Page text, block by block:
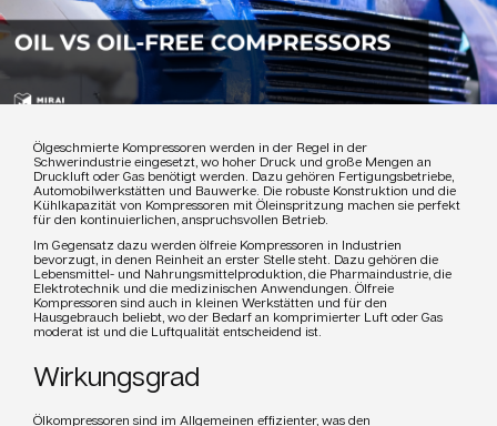
Ölgeschmierte Kompressoren werden in der Regel in der
Schwerindustrie eingesetzt, wo hoher Druck und große Mengen an
Druckluft oder Gas benötigt werden. Dazu gehören Fertigungsbetriebe,
Automobilwerkstätten und Bauwerke. Die robuste Konstruktion und die
Kühlkapazität von Kompressoren mit Öleinspritzung machen sie perfekt
für den kontinuierlichen, anspruchsvollen Betrieb.
Im Gegensatz dazu werden ölfreie Kompressoren in Industrien
bevorzugt, in denen Reinheit an erster Stelle steht. Dazu gehören die
Lebensmittel- und Nahrungsmittelproduktion, die Pharmaindustrie, die
Elektrotechnik und die medizinischen Anwendungen. Ölfreie
Kompressoren sind auch in kleinen Werkstätten und für den
Hausgebrauch beliebt, wo der Bedarf an komprimierter Luft oder Gas
moderat ist und die Luftqualität entscheidend ist.
Wirkungsgrad
Ölkompressoren sind im Allgemeinen effizienter, was den